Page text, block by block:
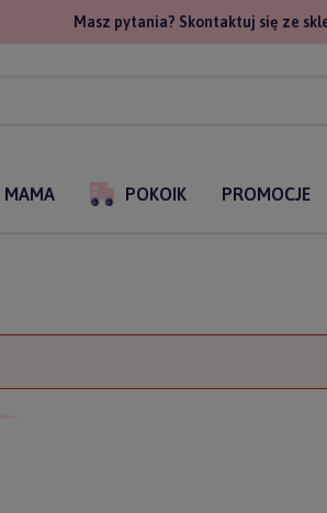
Masz pytania? Skontaktuj się ze
MAMA POKOIK PROMOCJE